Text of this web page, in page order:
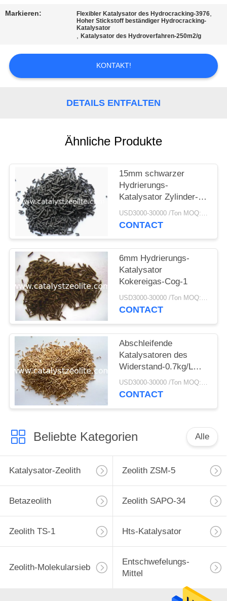
VERBINDUNG
NACHRICHTEN
POLICY
Markieren: Flexibler Katalysator des Hydrocracking-3976,
Hoher Stickstoff beständiger Hydrocracking-
Katalysator
,Katalysator des Hydroverfahren-250m2/g
KONTAKT!
DETAILS ENTFALTEN
Ähnliche Produkte
15mm schwarzer
Hydrierungs-
Katalysator Zylinder-
NiO-Al2O3
USD3000-30000 /Ton MOQ:1 Kilogramm
CONTACT
6mm Hydrierungs-
Katalysator
Kokereigas-Cog-1
USD3000-30000 /Ton MOQ:1 Kilogramm
CONTACT
Abschleifende
Katalysatoren des
Widerstand-0.7kg/L
Hydroprocessing
USD3000-30000 /Ton MOQ:1 Kilogramm
CONTACT
Beliebte Kategorien Alle
Katalysator-Zeolith Zeolith ZSM-5
Betazeolith Zeolith SAPO-34
Zeolith TS-1 Hts-Katalysator
Zeolith-Molekularsieb
Entschwefelungs-
Mittel